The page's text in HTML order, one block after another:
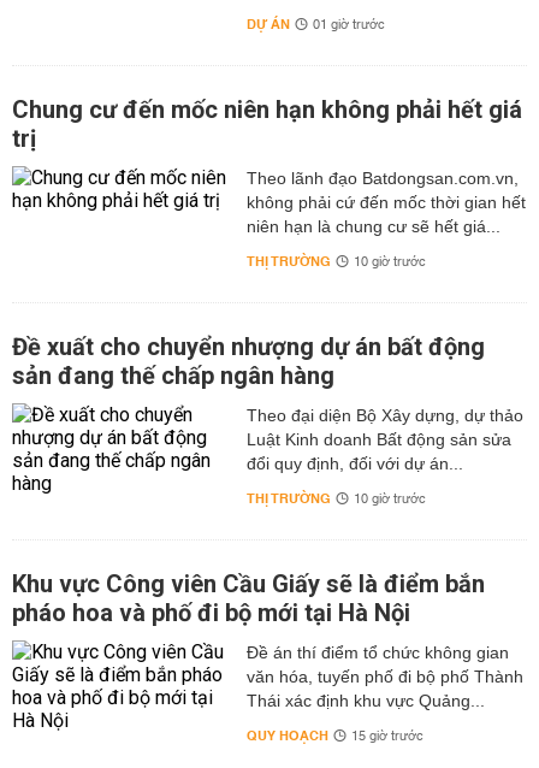
DỰ ÁN 01 giờ trước
Chung cư đến mốc niên hạn không phải hết giá
trị
Theo lãnh đạo Batdongsan.com.vn,
không phải cứ đến mốc thời gian hết
niên hạn là chung cư sẽ hết giá...
THỊ TRƯỜNG 10 giờ trước
Đề xuất cho chuyển nhượng dự án bất động
sản đang thế chấp ngân hàng
Theo đại diện Bộ Xây dựng, dự thảo
Luật Kinh doanh Bất động sản sửa
đổi quy định, đối với dự án...
THỊ TRƯỜNG 10 giờ trước
Khu vực Công viên Cầu Giấy sẽ là điểm bắn
pháo hoa và phố đi bộ mới tại Hà Nội
Đề án thí điểm tổ chức không gian
văn hóa, tuyến phố đi bộ phố Thành
Thái xác định khu vực Quảng...
QUY HOẠCH 15 giờ trước